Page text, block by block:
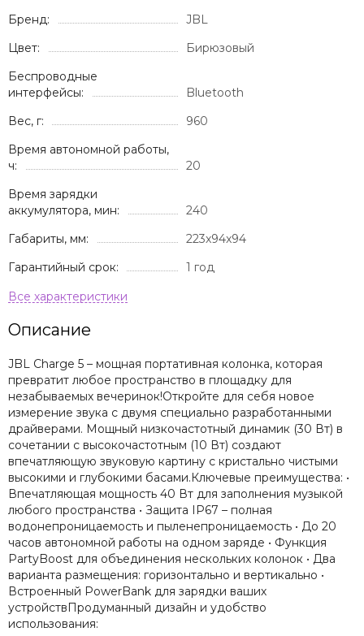
Бренд:
JBL
Цвет:
Бирюзовый
Беспроводные
интерфейсы:
Bluetooth
Вес, г:
960
Время автономной работы,
ч:
20
Время зарядки
аккумулятора, мин:
240
Габариты, мм:
223x94x94
Гарантийный срок:
1 год
Описание
JBL Charge 5 – мощная портативная колонка, которая
превратит любое пространство в площадку для
незабываемых вечеринок!Откройте для себя новое
измерение звука с двумя специально разработанными
драйверами. Мощный низкочастотный динамик (30 Вт) в
сочетании с высокочастотным (10 Вт) создают
впечатляющую звуковую картину с кристально чистыми
высокими и глубокими басами.Ключевые преимущества: •
Впечатляющая мощность 40 Вт для заполнения музыкой
любого пространства • Защита IP67 – полная
водонепроницаемость и пыленепроницаемость • До 20
часов автономной работы на одном заряде • Функция
PartyBoost для объединения нескольких колонок • Два
варианта размещения: горизонтально и вертикально •
Встроенный PowerBank для зарядки ваших
устройствПродуманный дизайн и удобство
использования: